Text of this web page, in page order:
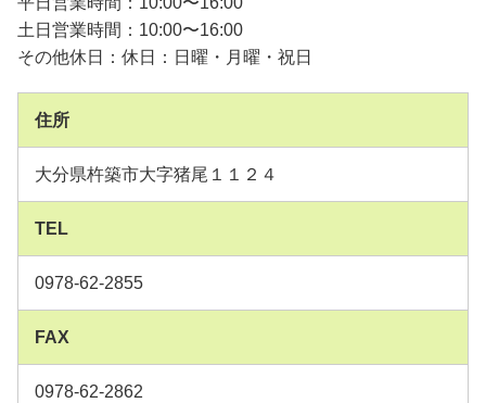
土日営業時間：10:00〜16:00
その他休日：休日：日曜・月曜・祝日
住所
大分県杵築市大字猪尾１１２４
TEL
0978-62-2855
FAX
0978-62-2862